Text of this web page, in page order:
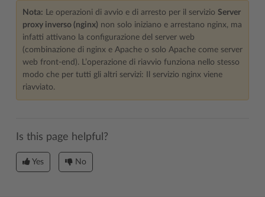
Nota: Le operazioni di avvio e di arresto per il servizio Server
proxy inverso (nginx) non solo iniziano e arrestano nginx, ma
infatti attivano la configurazione del server web
(combinazione di nginx e Apache o solo Apache come server
web front-end). L’operazione di riavvio funziona nello stesso
modo che per tutti gli altri servizi: Il servizio nginx viene
riavviato.
Is this page helpful?
Yes No